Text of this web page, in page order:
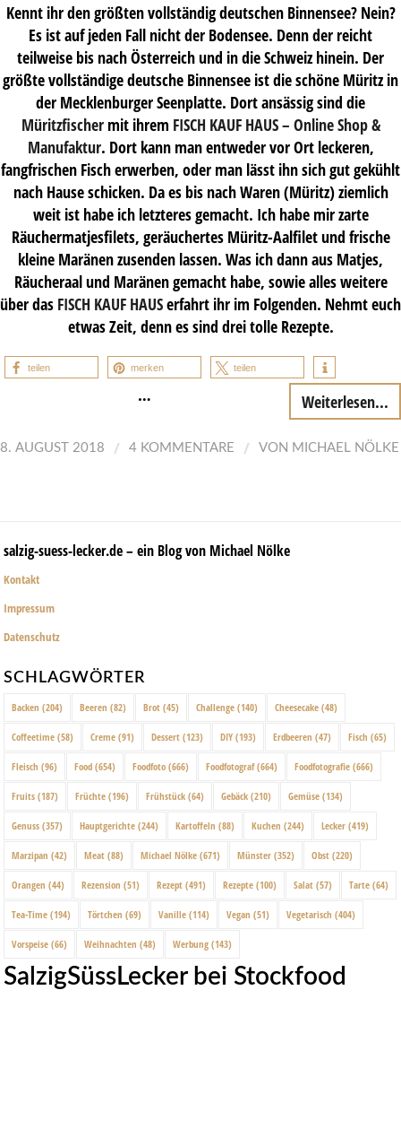
Kennt ihr den größten vollständig deutschen Binnensee? Nein?
Es ist auf jeden Fall nicht der Bodensee. Denn der reicht
teilweise bis nach Österreich und in die Schweiz hinein. Der
größte vollständige deutsche Binnensee ist die schöne Müritz in
der Mecklenburger Seenplatte. Dort ansässig sind die
Müritzfischermit ihrem FISCH KAUF HAUS – Online Shop &
Manufaktur. Dort kann man entweder vor Ort leckeren,
fangfrischen Fisch erwerben, oder man lässt ihn sich gut gekühlt
nach Hause schicken. Da es bis nach Waren (Müritz) ziemlich
weit ist habe ich letzteres gemacht. Ich habe mir zarte
Räuchermatjesfilets, geräuchertes Müritz-Aalfilet und frische
kleine Maränen zusenden lassen. Was ich dann aus Matjes,
Räucheraal und Maränen gemacht habe, sowie alles weitere
über das FISCH KAUF HAUSerfahrt ihr im Folgenden. Nehmt euch
etwas Zeit, denn es sind drei tolle Rezepte.
teilen merken teilen
… Weiterlesen...
8. AUGUST 2018 / 4 KOMMENTARE / VON MICHAEL NÖLKE
salzig-suess-lecker.de – ein Blog von Michael Nölke
Kontakt
Impressum
Datenschutz
SCHLAGWÖRTER
Backen (204) Beeren (82) Brot (45) Challenge (140) Cheesecake (48)
Coffeetime (58) Creme (91) Dessert (123) DIY (193) Erdbeeren (47) Fisch (65)
Fleisch (96) Food (654) Foodfoto (666) Foodfotograf(664) Foodfotografie (666)
Fruits (187) Früchte (196) Frühstück (64) Gebäck (210) Gemüse (134)
Genuss (357) Hauptgerichte (244) Kartoffeln (88) Kuchen (244) Lecker (419)
Marzipan (42) Meat (88) Michael Nölke (671) Münster (352) Obst (220)
Orangen (44) Rezension (51) Rezept (491) Rezepte (100) Salat (57) Tarte (64)
Tea-Time (194) Törtchen (69) Vanille (114) Vegan (51) Vegetarisch (404)
Vorspeise (66) Weihnachten (48) Werbung (143)
SalzigSüssLecker bei Stockfood